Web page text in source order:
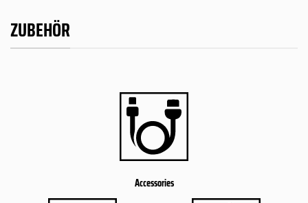
ZUBEHÖR
Accessories